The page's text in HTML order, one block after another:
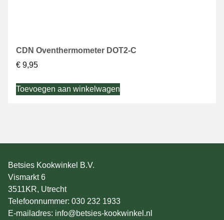
CDN Oventhermometer DOT2-C
€ 9,95
Toevoegen aan winkelwagen
Betsies Kookwinkel B.V.
Vismarkt 6
3511KR, Utrecht
Telefoonnummer: 030 232 1933
E-mailadres: info@betsies-kookwinkel.nl